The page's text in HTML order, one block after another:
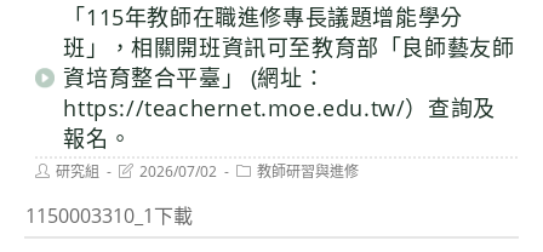
「115年教師在職進修專長議題增能學分
班」，相關開班資訊可至教育部「良師藝友師
資培育整合平臺」 (網址：
https://teachernet.moe.edu.tw/）查詢及
報名。
Post研究組
Post
modified:
2026/07/02
Post教師研習與進修
1150003310_1下載